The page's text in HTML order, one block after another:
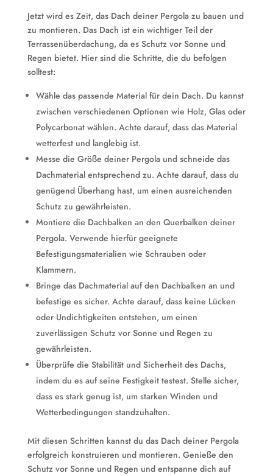
Jetzt wird es Zeit, das Dach deiner Pergola zu bauen und
zu montieren. Das Dach ist ein wichtiger Teil der
Terrassenüberdachung, da es Schutz vor Sonne und
Regen bietet. Hier sind die Schritte, die du befolgen
solltest:
Wähle das passende Material für dein Dach. Du kannst
zwischen verschiedenen Optionen wie Holz, Glas oder
Polycarbonat wählen. Achte darauf, dass das Material
wetterfest und langlebig ist.
Messe die Größe deiner Pergola und schneide das
Dachmaterial entsprechend zu. Achte darauf, dass du
genügend Überhang hast, um einen ausreichenden
Schutz zu gewährleisten.
Montiere die Dachbalken an den Querbalken deiner
Pergola. Verwende hierfür geeignete
Befestigungsmaterialien wie Schrauben oder
Klammern.
Bringe das Dachmaterial auf den Dachbalken an und
befestige es sicher. Achte darauf, dass keine Lücken
oder Undichtigkeiten entstehen, um einen
zuverlässigen Schutz vor Sonne und Regen zu
gewährleisten.
Überprüfe die Stabilität und Sicherheit des Dachs,
indem du es auf seine Festigkeit testest. Stelle sicher,
dass es stark genug ist, um starken Winden und
Wetterbedingungen standzuhalten.
Mit diesen Schritten kannst du das Dach deiner Pergola
erfolgreich konstruieren und montieren. Genieße den
Schutz vor Sonne und Regen und entspanne dich auf